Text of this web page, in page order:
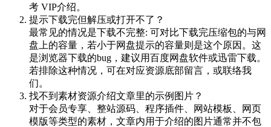
考 VIP介绍。
提示下载完但解压或打开不了？
最常见的情况是下载不完整: 可对比下载完压缩包的与网
盘上的容量，若小于网盘提示的容量则是这个原因。这
是浏览器下载的bug，建议用百度网盘软件或迅雷下载。
若排除这种情况，可在对应资源底部留言，或联络我
们。
找不到素材资源介绍文章里的示例图片？
对于会员专享、整站源码、程序插件、网站模板、网页
模版等类型的素材，文章内用于介绍的图片通常并不包